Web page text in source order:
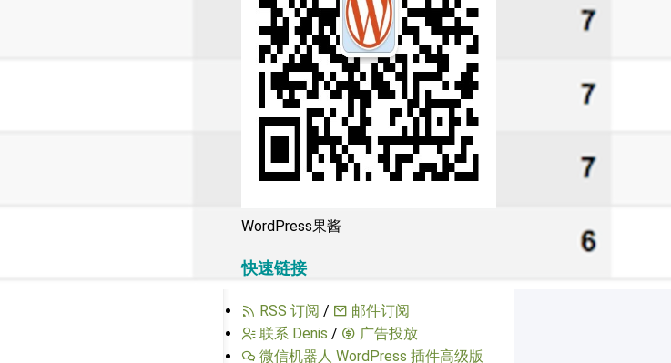
WordPress果酱
快速链接
RSS 订阅 /
邮件订阅
联系 Denis /
广告投放
微信机器人 WordPress 插件高级版